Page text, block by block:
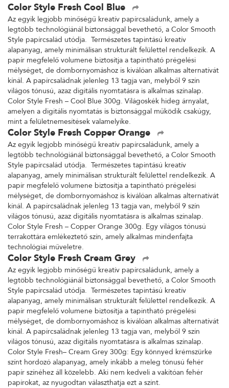
Color Style Fresh Cool Blue
Az egyik legjobb minőségű kreatív papírcsaládunk, amely a
legtöbb technológiánál biztonsággal bevethető, a Color Smooth
Style papírcsalád utódja. Természetes tapintású kreatív
alapanyag, amely minimálisan strukturált felülettel rendelkezik. A
papír megfelelő volumene biztosítja a tapintható prégelési
mélységet, de dombornyomáshoz is kiválóan alkalmas alternatívát
kínál. A papírcsaládnak jelenleg 13 tagja van, melyből 9 szín
világos tónusú, azaz digitális nyomtatásra is alkalmas színalap.
Color Style Fresh – Cool Blue 300g. Világoskék hideg árnyalat,
amelyen a digitális nyomtatás is biztonsággal működik csakúgy,
mint a felületnemesítések valamelyike.
Color Style Fresh Copper Orange
Az egyik legjobb minőségű kreatív papírcsaládunk, amely a
legtöbb technológiánál biztonsággal bevethető, a Color Smooth
Style papírcsalád utódja. Természetes tapintású kreatív
alapanyag, amely minimálisan strukturált felülettel rendelkezik. A
papír megfelelő volumene biztosítja a tapintható prégelési
mélységet, de dombornyomáshoz is kiválóan alkalmas alternatívát
kínál. A papírcsaládnak jelenleg 13 tagja van, melyből 9 szín
világos tónusú, azaz digitális nyomtatásra is alkalmas színalap.
Color Style Fresh – Copper Orange 300g. Egy világos tónusú
terrakottára emlékeztető szín, amely alkalmas mindenfajta
technológiai műveletre.
Color Style Fresh Cream Grey
Az egyik legjobb minőségű kreatív papírcsaládunk, amely a
legtöbb technológiánál biztonsággal bevethető, a Color Smooth
Style papírcsalád utódja. Természetes tapintású kreatív
alapanyag, amely minimálisan strukturált felülettel rendelkezik. A
papír megfelelő volumene biztosítja a tapintható prégelési
mélységet, de dombornyomáshoz is kiválóan alkalmas alternatívát
kínál. A papírcsaládnak jelenleg 13 tagja van, melyből 9 szín
világos tónusú, azaz digitális nyomtatásra is alkalmas színalap.
Color Style Fresh– Cream Grey 300g: Egy könnyed krémszürke
színt hordozó alapanyag, amely inkább a meleg tónusú fehér
papír színéhez áll közelebb. Aki nem kedveli a vakítóan fehér
papírokat, az nyugodtan választhatja ezt a színt.